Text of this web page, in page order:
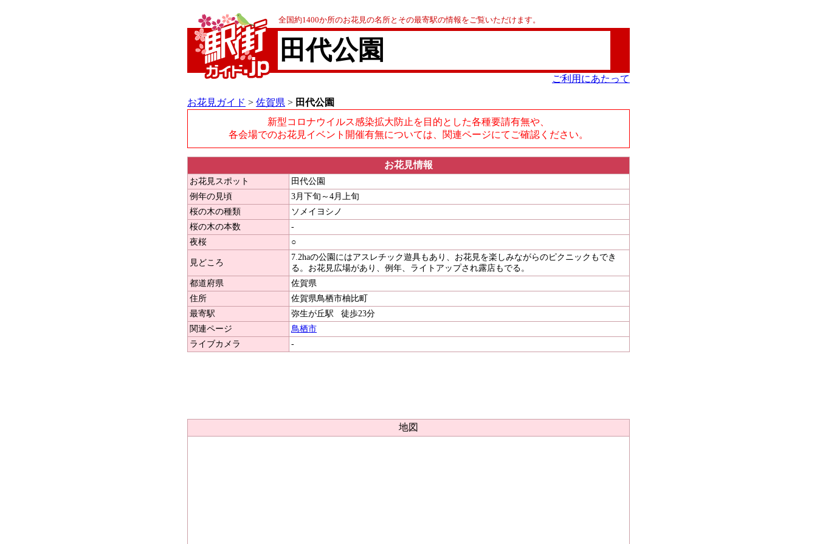
全国約1400か所のお花見の名所とその最寄駅の情報をご覧いただけます。
田代公園
ご利用にあたって
お花見ガイド > 佐賀県 > 田代公園
新型コロナウイルス感染拡大防止を目的とした各種要請有無や、
各会場でのお花見イベント開催有無については、関連ページにてご確認ください。
お花見情報
お花見スポット
田代公園
例年の見頃
3月下旬～4月上旬
桜の木の種類
ソメイヨシノ
桜の木の本数
-
夜桜
○
見どころ
7.2haの公園にはアスレチック遊具もあり、お花見を楽しみながらのピクニックもでき
る。お花見広場があり、例年、ライトアップされ露店もでる。
都道府県
佐賀県
住所
佐賀県鳥栖市柚比町
最寄駅
弥生が丘駅
徒歩23分
関連ページ
鳥栖市
ライブカメラ
-
地図